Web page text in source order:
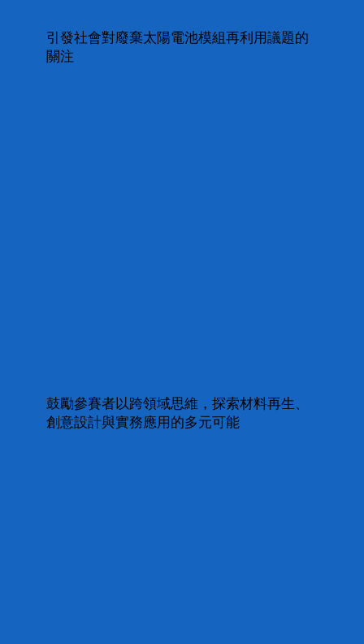
引發社會對廢棄太陽電池模組再利用議題的
關注
鼓勵參賽者以跨領域思維，探索材料再生、
創意設計與實務應用的多元可能